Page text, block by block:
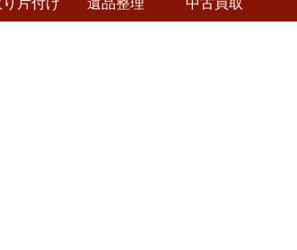
り片付け 遺品整理 中古買取